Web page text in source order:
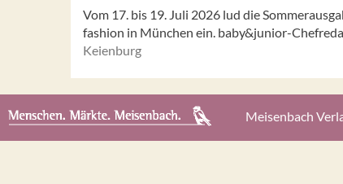
Vom 17. bis 19. Juli 2026 lud die
fashion in München ein. baby&junior-
Keienburg
Meisenbach